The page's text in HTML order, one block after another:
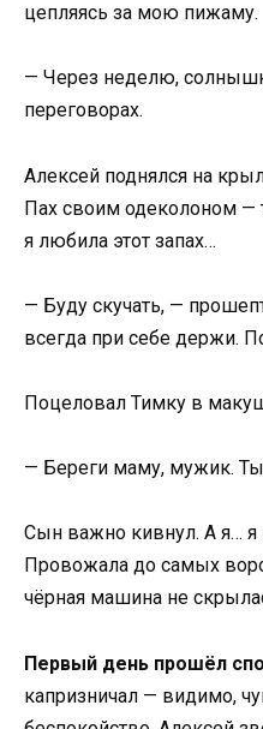
цепляясь за мою пижаму.
— Через неделю,
переговорах.
Алексей поднялся на
Пах своим одеколоном
я любила этот запах…
— Буду скучать, —
всегда при себе держи.
Поцеловал Тимку в
— Береги маму, мужик.
Сын важно кивнул. А я…
Провожала до самых
чёрная машина не
Первый день прошёл
капризничал — видимо,